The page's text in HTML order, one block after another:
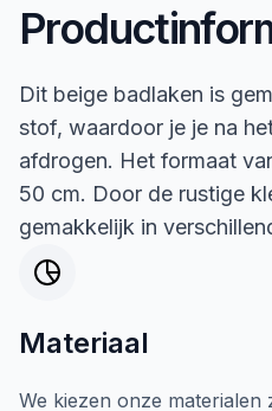
Dit beige badlaken is
stof, waardoor je je na
afdrogen. Het formaat
50 cm. Door de rustige
gemakkelijk in
Materiaal
We kiezen onze materialen